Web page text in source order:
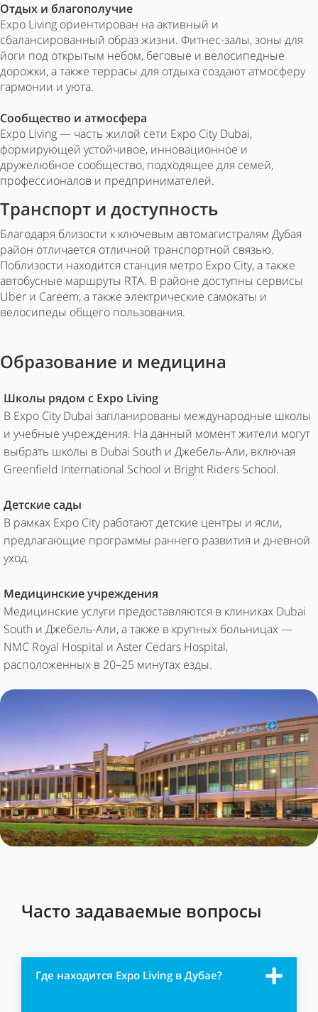
Отдых и благополучие
Expo Living ориентирован на активный и
сбалансированный образ жизни. Фитнес-залы, зоны для
йоги под открытым небом, беговые и велосипедные
дорожки, а также террасы для отдыха создают атмосферу
гармонии и уюта.
Сообщество и атмосфера
Expo Living — часть жилой сети Expo City Dubai,
формирующей устойчивое, инновационное и
дружелюбное сообщество, подходящее для семей,
профессионалов и предпринимателей.
Транспорт и доступность
Благодаря близости к ключевым автомагистралям Дубая
район отличается отличной транспортной связью.
Поблизости находится станция метро Expo City, а также
автобусные маршруты RTA. В районе доступны сервисы
Uber и Careem, а также электрические самокаты и
велосипеды общего пользования.
Образование и медицина
Школы рядом с Expo Living
В Expo City Dubai запланированы международные школы
и учебные учреждения. На данный момент жители могут
выбрать школы в Dubai South и Джебель-Али, включая
Greenfield International School и Bright Riders School.
Детские сады
В рамках Expo City работают детские центры и ясли,
предлагающие программы раннего развития и дневной
уход.
Медицинские учреждения
Медицинские услуги предоставляются в клиниках Dubai
South и Джебель-Али, а также в крупных больницах —
NMC Royal Hospital и Aster Cedars Hospital,
расположенных в 20–25 минутах езды.
Часто задаваемые вопросы
Где находится Expo Living в Дубае?